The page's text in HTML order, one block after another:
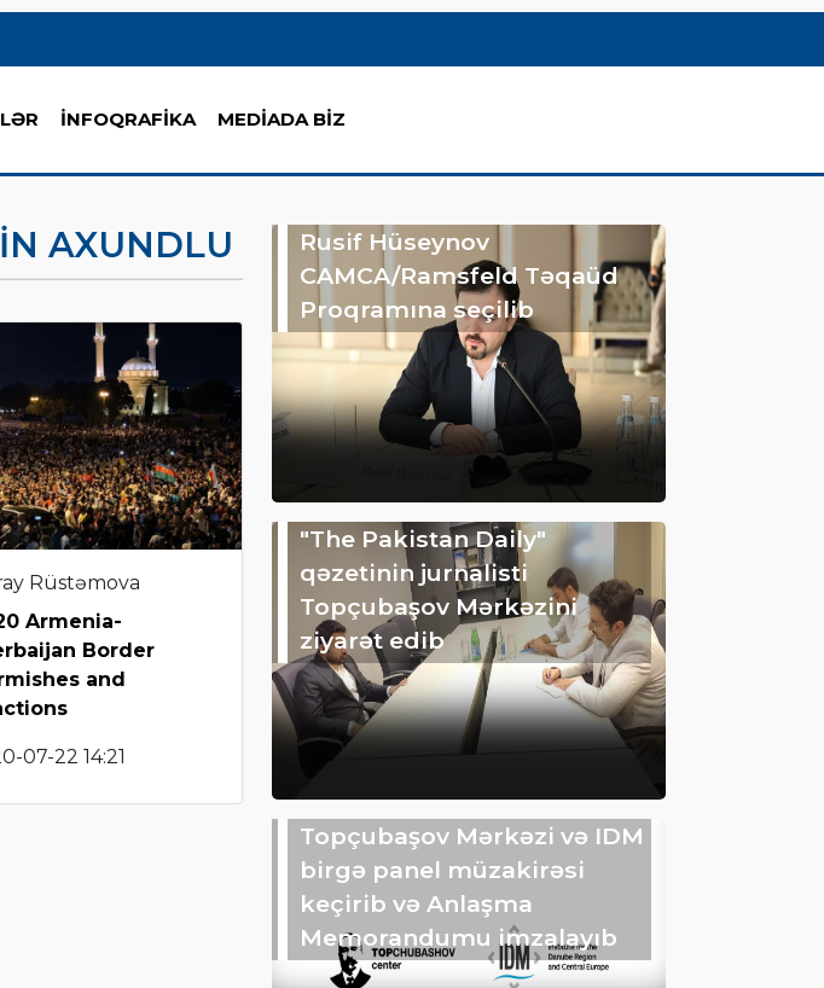
İNFOQRAFİKA MEDİADA BİZ
AXUNDLU
Rüstəmova
Armenia-
Border
and
07-22 14:21
Rusif Hüseynov
CAMCA/Ramsfeld Təqaüd
Proqramına seçilib
"The Pakistan Daily"
qəzetinin jurnalisti
Topçubaşov Mərkəzini
ziyarət edib
Topçubaşov Mərkəzi və IDM
birgə panel müzakirəsi
keçirib və Anlaşma
Memorandumu imzalayıb